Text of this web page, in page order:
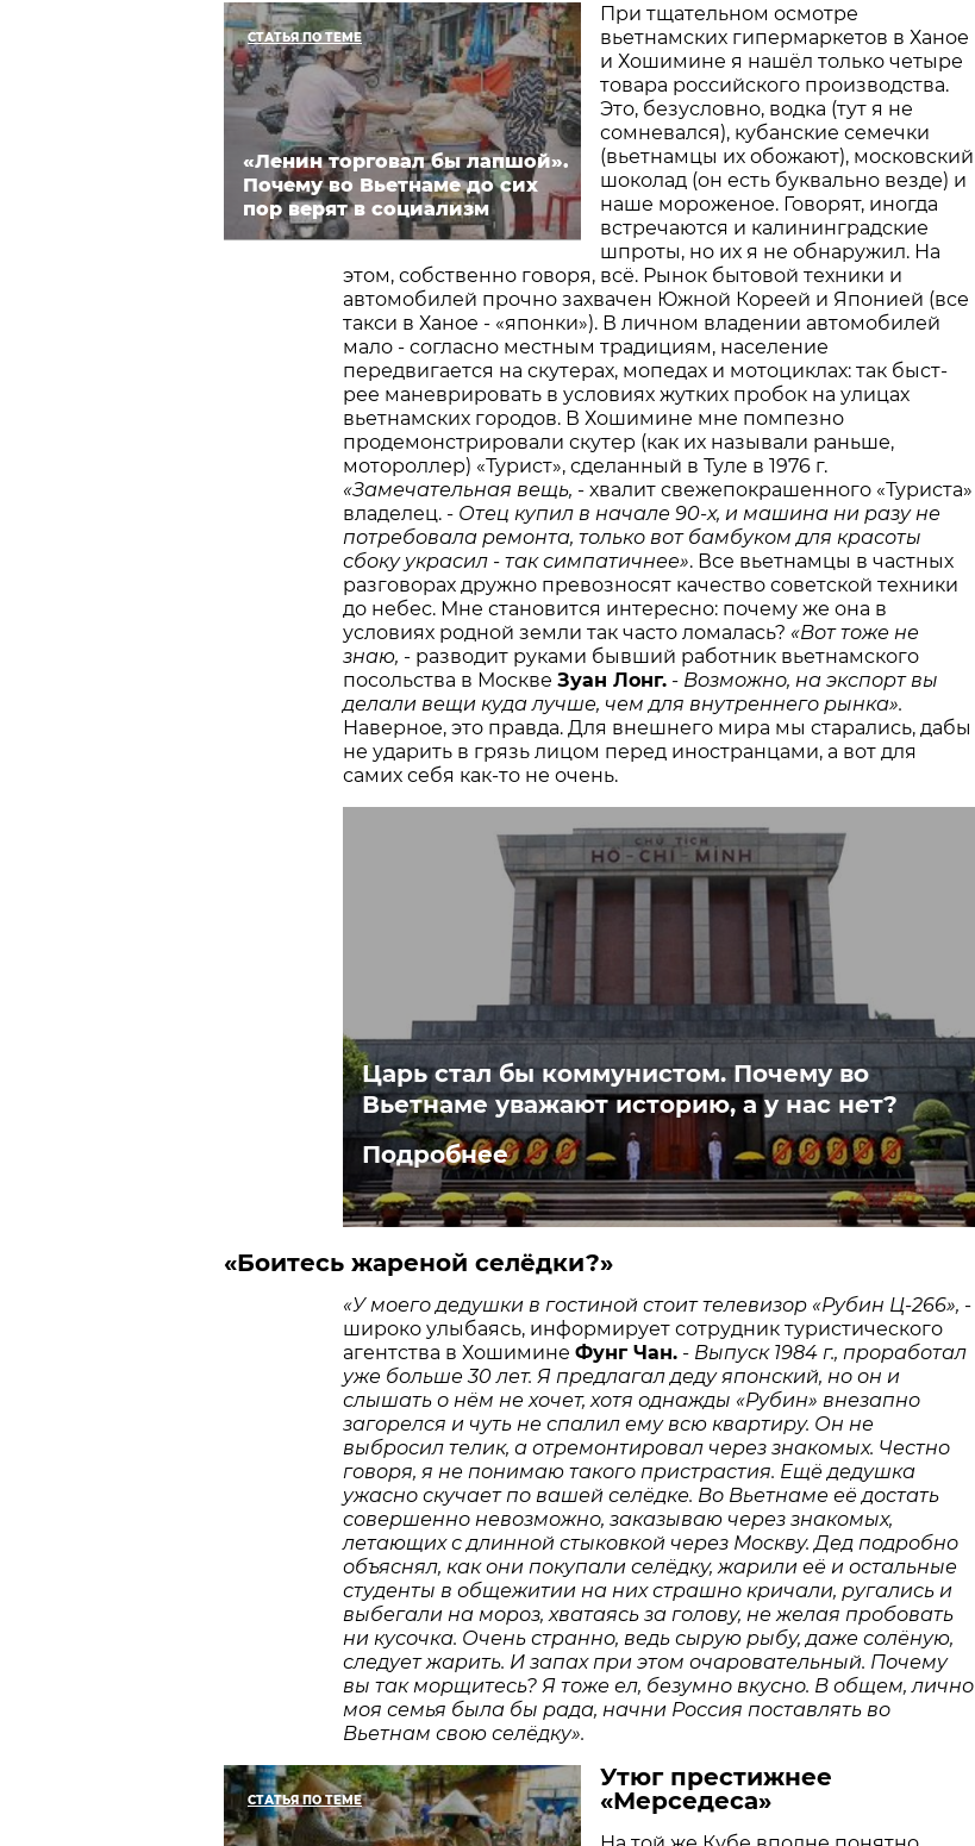
СТАТЬЯ ПО ТЕМЕ
«Ленин торговал бы лапшой».
Почему во Вьетнаме до сих
пор верят в социализм
При тщательном осмотре
вьетнамских гипермаркетов в Ханое
и Хошимине я нашёл только четыре
товара российского производства.
Это, безусловно, водка (тут я не
сомневался), кубанские семечки
(вьетнамцы их обожают), московский
шоколад (он есть буквально везде) и
наше мороженое. Говорят, иногда
встречаются и калининградские
шпроты, но их я не обнаружил. На
этом, собственно говоря, всё. Рынок бытовой техники и
автомобилей прочно захвачен Южной Кореей и Японией (все
такси в Ханое - «японки»). В личном владении автомобилей
мало - согласно местным традициям, население
передвигается на скутерах, мопедах и мотоциклах: так быст­
рее маневрировать в условиях жутких пробок на улицах
вьетнамских городов. В Хошимине мне помпезно
продемонстрировали скутер (как их называли раньше,
мотороллер) «Турист», сделанный в Туле в 1976 г.
«Замечательная вещь, - хвалит свежепокрашенного «Туриста»
владелец. - Отец купил в начале 90-х, и машина ни разу не
потребовала ремонта, только вот бамбуком для красоты
сбоку у­красил - так симпатичнее». Все вьетнамцы в частных
разговорах дружно превозносят качество советской техники
до небес. Мне становится интересно: почему же она в
условиях родной земли так часто ломалась? «Вот тоже не
знаю, - разводит руками бывший работник вьетнамского
посольства в Москве Зуан Лонг. - Возможно, на экспорт вы
делали вещи куда лучше, чем для внутреннего рынка».
Наверное, это правда. Для внешнего мира мы старались, дабы
не ударить в грязь лицом перед иностранцами, а вот для
самих себя как-то не очень.
Царь стал бы коммунистом. Почему во
Вьетнаме уважают историю, а у нас нет?
Подробнее
«Боитесь жареной селёдки?»
«У моего дедушки в гостиной стоит телевизор «Рубин Ц-266», -
широко улыбаясь, информирует сотрудник туристического
агентства в Хошимине Фунг Чан. - Выпуск 1984 г., проработал
уже больше 30 лет. Я предлагал деду японский, но он и
слышать о нём не хочет, хотя однажды «Рубин» внезапно
загорелся и чуть не спалил ему всю квартиру. Он не
выбросил телик, а отремонтировал через знакомых. Честно
говоря, я не понимаю такого пристрастия. Ещё дедушка
ужасно скучает по вашей селёдке. Во Вьетнаме её достать
совершенно невозможно, заказываю через знакомых,
летающих с длинной стыковкой через Москву. Дед подробно
объяснял, как они покупали селёдку, жарили её и остальные
студенты в общежитии на них страшно кричали, ругались и
выбегали на мороз, хватаясь за голову, не желая пробовать
ни кусочка. Очень странно, ведь сырую рыбу, даже солёную,
следует жарить. И запах при этом очаровательный. Почему
вы так морщитесь? Я тоже ел, безумно вкусно. В общем, лично
моя семья была бы рада, начни Россия поставлять во
Вьетнам свою селёдку».
СТАТЬЯ ПО ТЕМЕ
Утюг престижнее
«Мерседеса»